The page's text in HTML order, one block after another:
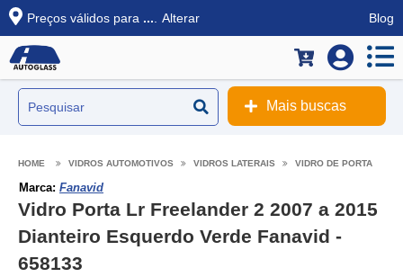
Preços válidos para ... Alterar Blog
Mais buscas
VIDROS AUTOMOTIVOS VIDROS LATERAIS VIDRO DE PORTA
Marca: Fanavid
Vidro Porta Lr Freelander 2 2007 a 2015
Dianteiro Esquerdo Verde Fanavid -
658133